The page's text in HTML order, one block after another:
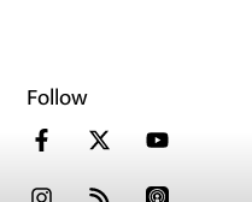
Follow